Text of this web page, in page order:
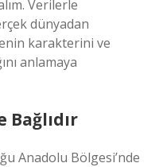
Verilerle
dünyadan
karakterini ve
anlamaya
Anadolu Bölgesi’nde